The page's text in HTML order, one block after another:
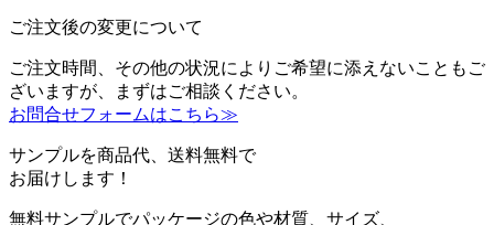
ご注文後の変更について
ご注文時間、その他の状況によりご希望に添えないこともご
ざいますが、まずはご相談ください。
お問合せフォームはこちら≫
サンプルを商品代、送料無料で
お届けします！
無料サンプルでパッケージの色や材質、サイズ、